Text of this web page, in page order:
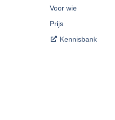
Voor wie
Prijs
Kennisbank